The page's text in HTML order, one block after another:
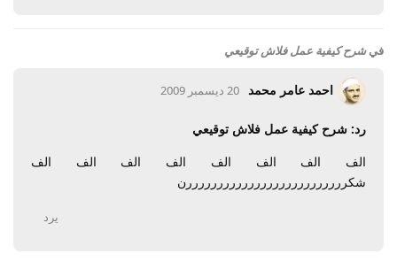
فيشرح كيفية عمل فلاش توقيعي
احمد عامر محمد 20 ديسمبر 2009
رد: شرح كيفية عمل فلاش توقيعي
الف الف الف الف الف الف الف الف
شكررررررررررررررررررررررررررن
يرد